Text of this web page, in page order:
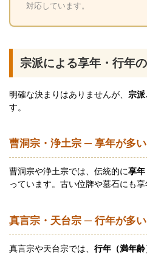
対応しています。
宗派による享年・行年
明確な決まりはありませんが、 宗
す。
曹洞宗・浄土宗 ─ 享年が多い
曹洞宗や浄土宗では、伝統的に享年
っています。古い位牌や墓石にも享
真言宗・天台宗 ─ 行年が多い
真言宗や天台宗では、 行年（満年齢